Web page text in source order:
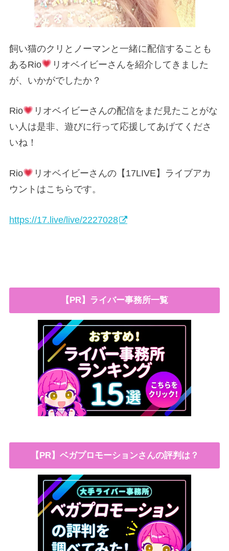
飼い猫のクリとノーマンと一緒に配信することも
あるRio
リオベイビーさんを紹介してきました
が、いかがでしたか？
Rio
リオベイビーさんの配信をまだ見たことがな
い人は是非、遊びに行って応援してあげてくださ
いね！
Rio
リオベイビーさんの【17LIVE】ライブアカ
ウントはこちらです。
https://17.live/live/2227028
【PR】ライバー事務所一覧
【PR】ベガプロモーションさんの評判は？